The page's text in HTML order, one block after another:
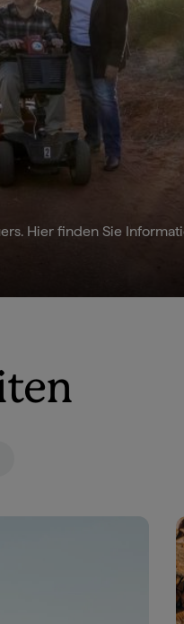
Hier finden Sie